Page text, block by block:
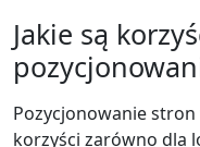
Jakie są
Pozycjonowanie
korzyści zarówno dla